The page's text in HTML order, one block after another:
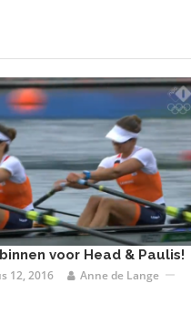
voor Head & Paulis!
12, 2016 Anne de Lange